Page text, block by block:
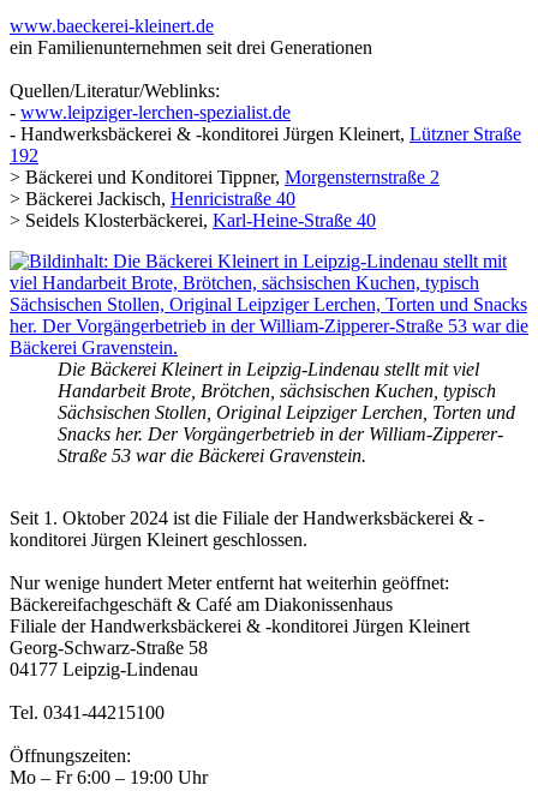
www.baeckerei-kleinert.de
ein Familienunternehmen seit drei Generationen
Quellen/Literatur/Weblinks:
- www.leipziger-lerchen-spezialist.de
- Handwerksbäckerei & -konditorei Jürgen Kleinert, Lützner Straße
192
> Bäckerei und Konditorei Tippner, Morgensternstraße 2
> Bäckerei Jackisch, Henricistraße 40
> Seidels Klosterbäckerei, Karl-Heine-Straße 40
Die Bäckerei Kleinert in Leipzig-Lindenau stellt mit viel
Handarbeit Brote, Brötchen, sächsischen Kuchen, typisch
Sächsischen Stollen, Original Leipziger Lerchen, Torten und
Snacks her. Der Vorgängerbetrieb in der William-Zipperer-
Straße 53 war die Bäckerei Gravenstein.
Seit 1. Oktober 2024 ist die Filiale der Handwerksbäckerei & -
konditorei Jürgen Kleinert geschlossen.
Nur wenige hundert Meter entfernt hat weiterhin geöffnet:
Bäckereifachgeschäft & Café am Diakonissenhaus
Filiale der Handwerksbäckerei & -konditorei Jürgen Kleinert
Georg-Schwarz-Straße 58
04177 Leipzig-Lindenau
Tel. 0341-44215100
Öffnungszeiten:
Mo – Fr 6:00 – 19:00 Uhr